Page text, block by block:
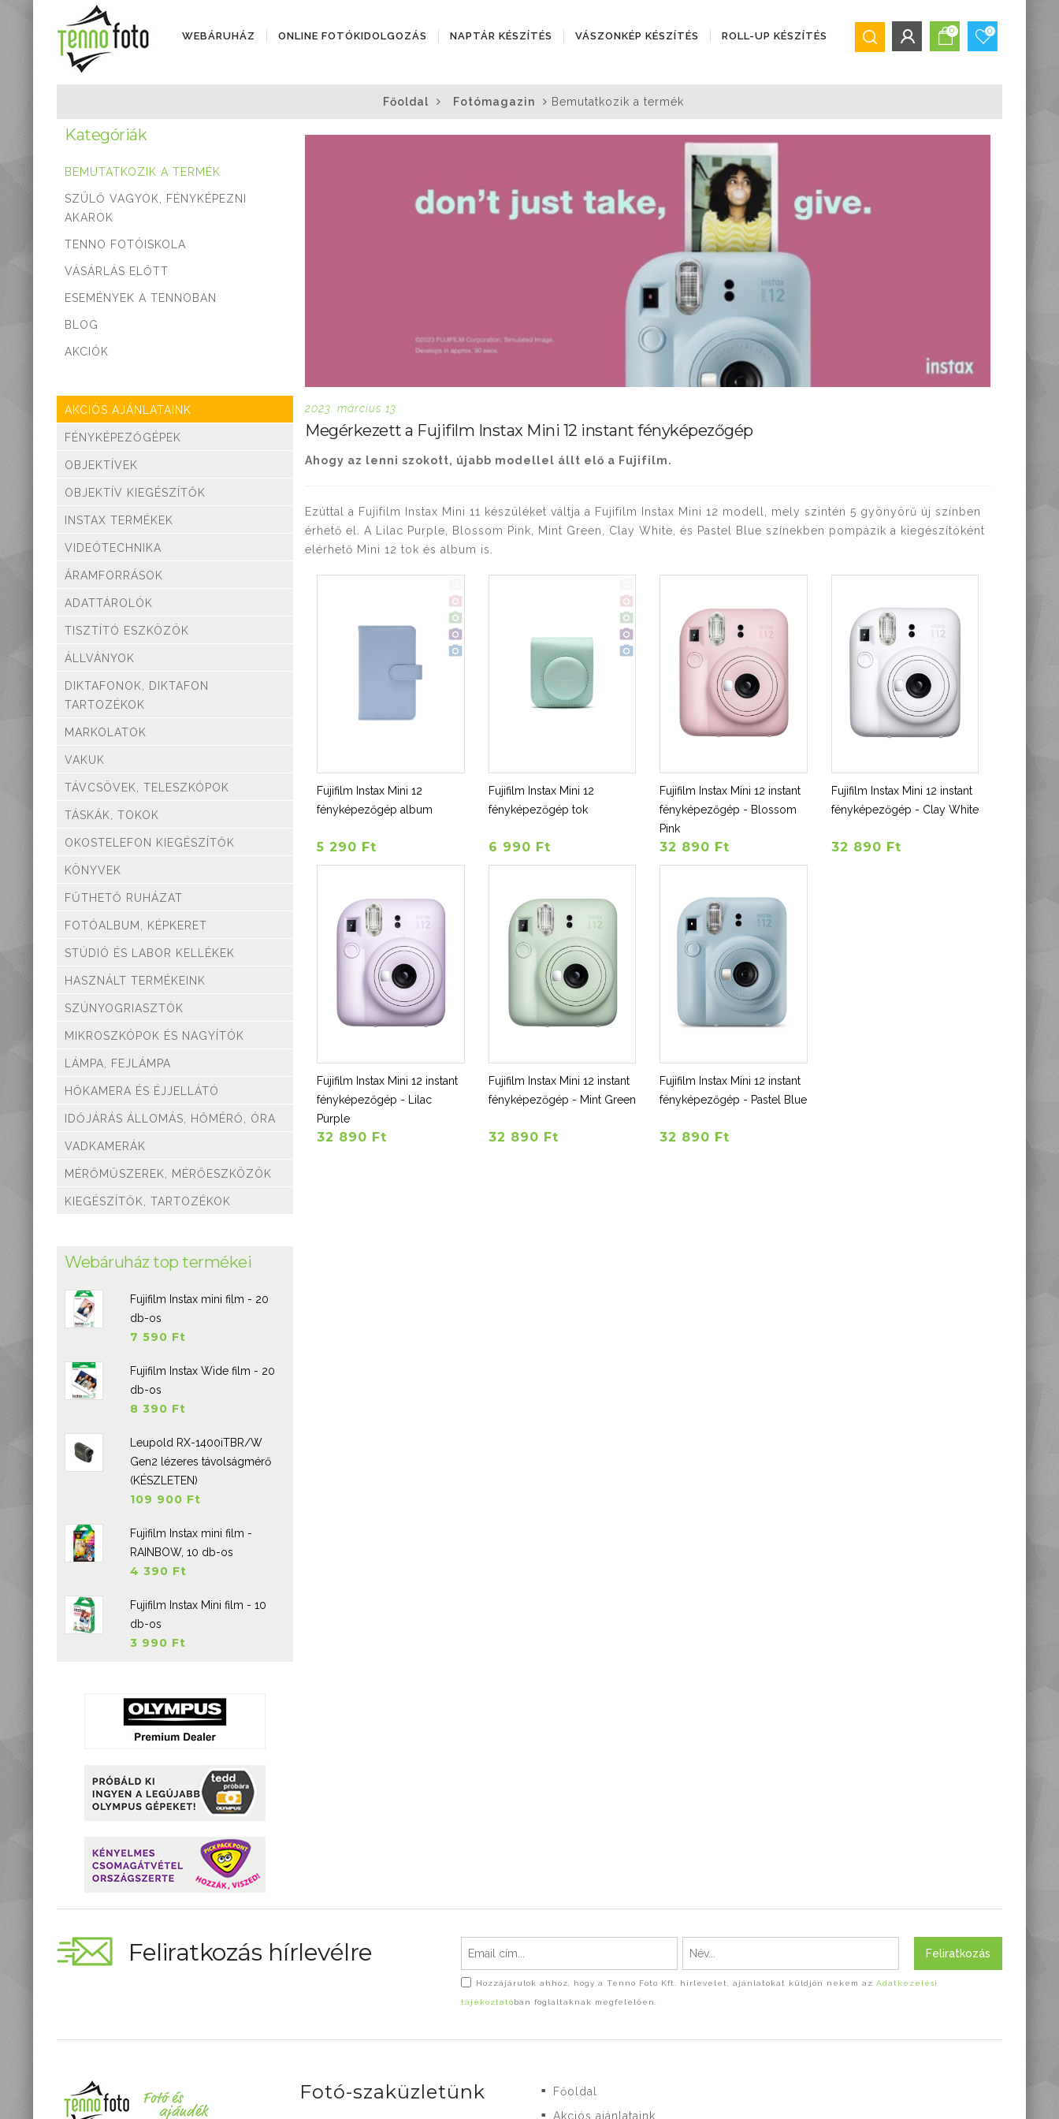
WEBÁRUHÁZ
Objektívek
Videótechnika
Áramforrások
tartozékok
kiegészítők
Stúdió és labor
Használt termékeink
Vadkamerák
ONLINE FOTÓKIDOLGOZÁS NAPTÁR KÉSZÍTÉS VÁSZONKÉP KÉSZÍTÉS ROLL-UP KÉSZÍTÉS
Bejelentkezés
Regisztráció
Elfelejtett jelszó
0 0
Főoldal Fotómagazin Bemutatkozik a termék
2023. március 13.
Megérkezett a Fujifilm Instax Mini 12 instant fényképezőgép
Ahogy az lenni szokott, újabb modellel állt elő a Fujifilm.
Ezúttal a Fujifilm Instax Mini 11 készüléket váltja a Fujifilm Instax Mini 12 modell, mely szintén 5 gyönyörű új színben
érhető el. A Lilac Purple, Blossom Pink, Mint Green, Clay White, és Pastel Blue színekben pompázik a kiegészítóként
elérhető Mini 12 tok és album is.
Fujifilm Instax Mini 12
fényképezőgép album
5 290 Ft
Fujifilm Instax Mini 12
fényképezőgép tok
6 990 Ft
Fujifilm Instax Mini 12 instant
fényképezőgép - Blossom
Pink
32 890 Ft
Fujifilm Instax Mini 12 instant
fényképezőgép - Clay White
32 890 Ft
Fujifilm Instax Mini 12 instant
fényképezőgép - Lilac
Purple
32 890 Ft
Fujifilm Instax Mini 12 instant
fényképezőgép - Mint Green
32 890 Ft
Fujifilm Instax Mini 12 instant
fényképezőgép - Pastel Blue
32 890 Ft
Kategóriák
BEMUTATKOZIK A TERMÉK
SZÜLŐ VAGYOK, FÉNYKÉPEZNI
AKAROK
TENNO FOTÓISKOLA
VÁSÁRLÁS ELŐTT
ESEMÉNYEK A TENNOBAN
BLOG
AKCIÓK
AKCIÓS AJÁNLATAINK
FÉNYKÉPEZŐGÉPEK
OBJEKTÍVEK
OBJEKTÍV KIEGÉSZÍTŐK
INSTAX TERMÉKEK
VIDEÓTECHNIKA
ÁRAMFORRÁSOK
ADATTÁROLÓK
TISZTÍTÓ ESZKÖZÖK
ÁLLVÁNYOK
DIKTAFONOK, DIKTAFON
TARTOZÉKOK
MARKOLATOK
VAKUK
TÁVCSÖVEK, TELESZKÓPOK
TÁSKÁK, TOKOK
OKOSTELEFON KIEGÉSZÍTŐK
KÖNYVEK
FŰTHETŐ RUHÁZAT
FOTÓALBUM, KÉPKERET
STÚDIÓ ÉS LABOR KELLÉKEK
HASZNÁLT TERMÉKEINK
SZÚNYOGRIASZTÓK
MIKROSZKÓPOK ÉS NAGYÍTÓK
LÁMPA, FEJLÁMPA
HŐKAMERA ÉS ÉJJELLÁTÓ
IDŐJÁRÁS ÁLLOMÁS, HŐMÉRŐ, ÓRA
VADKAMERÁK
MÉRŐMŰSZEREK, MÉRŐESZKÖZÖK
KIEGÉSZÍTŐK, TARTOZÉKOK
Webáruház top termékei
Fujifilm Instax mini film - 20
db-os
7 590 Ft
Fujifilm Instax Wide film - 20
db-os
8 390 Ft
Leupold RX-1400iTBR/W
Gen2 lézeres távolságmérő
(KÉSZLETEN)
109 900 Ft
Fujifilm Instax mini film -
RAINBOW, 10 db-os
4 390 Ft
Fujifilm Instax Mini film - 10
db-os
3 990 Ft
Feliratkozás hírlevélre Feliratkozás
Hozzájárulok ahhoz, hogy a Tenno Foto Kft. hírlevelet, ajánlatokat küldjön nekem azAdatkezelési
tájékoztatóban foglaltaknak megfelelően.
Fotó-szaküzletünk ■ Főoldal
■ Akciós ajánlataink